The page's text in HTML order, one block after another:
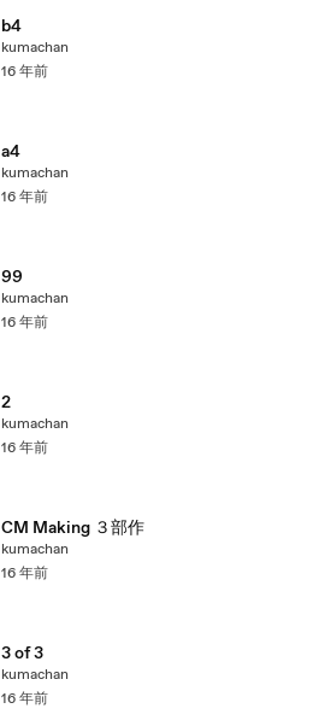
b4
kumachan
16 年前
a4
kumachan
16 年前
99
kumachan
16 年前
2
kumachan
16 年前
CM Making ３部作
kumachan
16 年前
3 of 3
kumachan
16 年前